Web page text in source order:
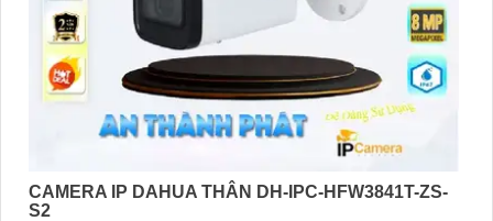
CAMERA IP DAHUA THÂN DH-IPC-HFW3841T-ZS-
S2